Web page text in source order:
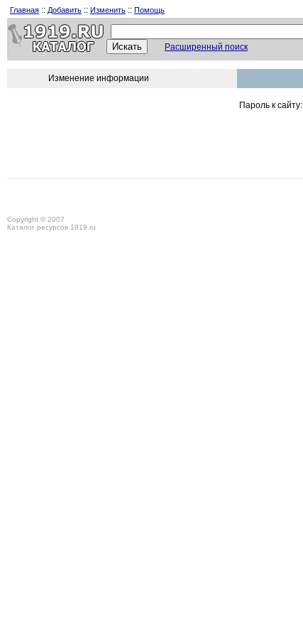
Главная :: Добавить :: Изменить :: Помощь
Расширенный поиск
Изменение информации
Пароль к сайту:
Copyright © 2007
Каталог ресурсов 1919.ru